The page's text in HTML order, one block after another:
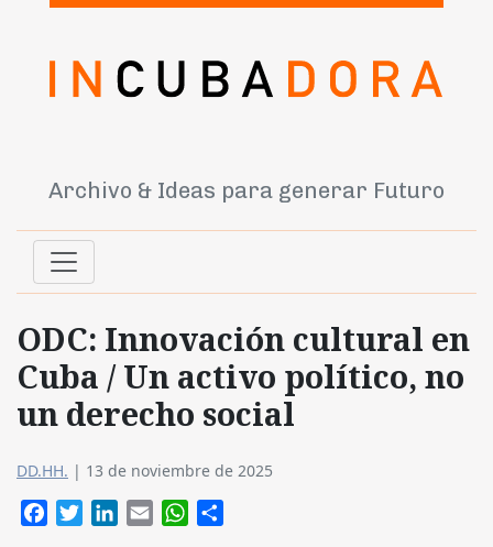
Archivo & Ideas para generar Futuro
ODC: Innovación cultural en
Cuba / Un activo político, no
un derecho social
DD.HH. | 13 de noviembre de 2025
FacebookTwitterLinkedIn
Email WhatsApp